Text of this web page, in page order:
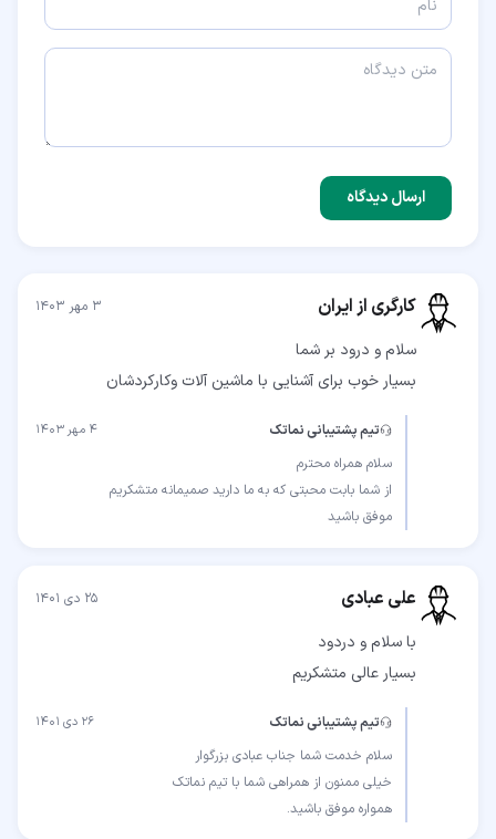
ارسال دیدگاه
کارگری از ایران ۳ مهر ۱۴۰۳
بسیار خوب برای آشنایی با ماشین آلات وکارکردشان
تیم پشتیبانی نماتک ۴ مهر ۱۴۰۳
موفق باشید
علی عبادی ۲۵ دی ۱۴۰۱
بسیار عالی متشکریم
تیم پشتیبانی نماتک ۲۶ دی ۱۴۰۱
همواره موفق باشید.